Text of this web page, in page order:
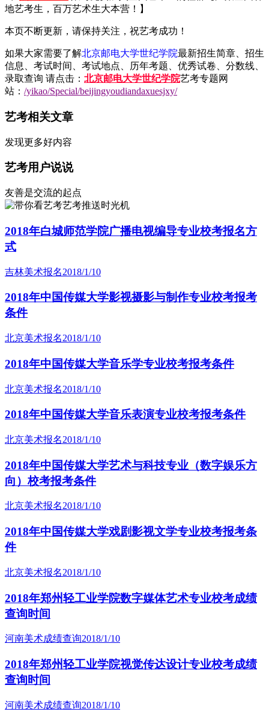
地艺考生，百万艺术生大本营！】
本页不断更新，请保持关注，祝艺考成功！
如果大家需要了解北京邮电大学世纪学院最新招生简章、招生
信息、考试时间、考试地点、历年考题、优秀试卷、分数线、
录取查询 请点击： 北京邮电大学世纪学院艺考专题网
站： /yikao/Special/beijingyoudiandaxuesjxy/
艺考相关文章
发现更多好内容
艺考用户说说
友善是交流的起点
艺考推送时光机
2018年白城师范学院广播电视编导专业校考报名方
式
吉林美术报名2018/1/10
2018年中国传媒大学影视摄影与制作专业校考报考
条件
北京美术报名2018/1/10
2018年中国传媒大学音乐学专业校考报考条件
北京美术报名2018/1/10
2018年中国传媒大学音乐表演专业校考报考条件
北京美术报名2018/1/10
2018年中国传媒大学艺术与科技专业（数字娱乐方
向）校考报考条件
北京美术报名2018/1/10
2018年中国传媒大学戏剧影视文学专业校考报考条
件
北京美术报名2018/1/10
2018年郑州轻工业学院数字媒体艺术专业校考成绩
查询时间
河南美术成绩查询2018/1/10
2018年郑州轻工业学院视觉传达设计专业校考成绩
查询时间
河南美术成绩查询2018/1/10